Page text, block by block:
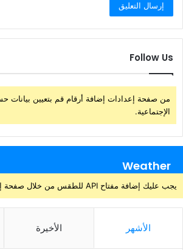
Follow Us
من صفحة إعدادات إضافة أرقام قم بتعيين بيانات
الإجتماعية.
Weather
يجب عليك إضافة مفتاح API للطقس من خلال صفحة إعدادات القالب > الدمج
الأشهر الأخيرة